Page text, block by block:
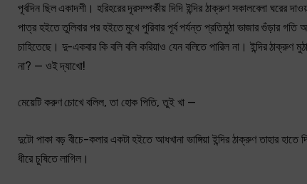
পূর্বদিন ছিল একাদশী। হরিহরের দূরসম্পর্কীয় দিদি ইন্দির ঠাক্‌রুণ সকালবেলা ঘরের
পাত্র হইতে তুলিবার পর হইতে মুখে পুরিবার পূর্ব পর্যন্ত প্রতিমুঠা ভাজার গুঁড়ার
চাহিতেছে। দু-একবার কি বলি বলি করিয়াও যেন বলিতে পারিল না। ইন্দির ঠাক্‌রুণ
না? — ওই দ্যাখো!
মেয়েটি করুণ চোখে বলিল, তা হোক পিতি, তুই খা —
দুটো পাকা বড় বীচে-কলার একটা হইতে আধখানা ভাঙ্গিয়া ইন্দির ঠাক্‌রুণ তাহার
ধীরে চুষিতে লাগিল।